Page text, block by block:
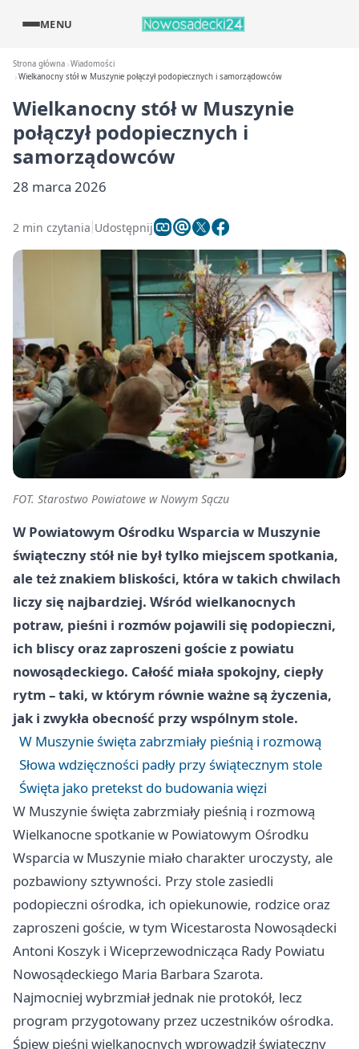
MENU
Strona główna Wiadomości
Wielkanocny stół w Muszynie połączył podopiecznych i samorządowców
Wielkanocny stół w Muszynie
połączył podopiecznych i
samorządowców
28 marca 2026
2 min czytania Udostępnij
FOT. Starostwo Powiatowe w Nowym Sączu
W Powiatowym Ośrodku Wsparcia w Muszynie
świąteczny stół nie był tylko miejscem spotkania,
ale też znakiem bliskości, która w takich chwilach
liczy się najbardziej. Wśród wielkanocnych
potraw, pieśni i rozmów pojawili się podopieczni,
ich bliscy oraz zaproszeni goście z powiatu
nowosądeckiego. Całość miała spokojny, ciepły
rytm – taki, w którym równie ważne są życzenia,
jak i zwykła obecność przy wspólnym stole.
W Muszynie święta zabrzmiały pieśnią i rozmową
Słowa wdzięczności padły przy świątecznym stole
Święta jako pretekst do budowania więzi
W Muszynie święta zabrzmiały pieśnią i rozmową
Wielkanocne spotkanie w Powiatowym Ośrodku
Wsparcia w Muszynie miało charakter uroczysty, ale
pozbawiony sztywności. Przy stole zasiedli
podopieczni ośrodka, ich opiekunowie, rodzice oraz
zaproszeni goście, w tym Wicestarosta Nowosądecki
Antoni Koszyk i Wiceprzewodnicząca Rady Powiatu
Nowosądeckiego Maria Barbara Szarota.
Najmocniej wybrzmiał jednak nie protokół, lecz
program przygotowany przez uczestników ośrodka.
Śpiew pieśni wielkanocnych wprowadził świąteczny